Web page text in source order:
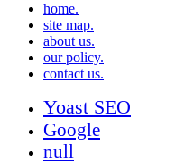
home.
site map.
about us.
our policy.
contact us.
Yoast SEO
Google
null